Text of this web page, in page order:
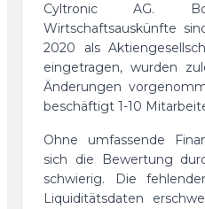
Cyltronic AG.
Wirtschaftsauskünfte
2020 als
eingetragen, wurden
Änderungen
beschäftigt 1-10
Ohne umfassende
sich die Bewertung
schwierig. Die
Liquiditätsdaten